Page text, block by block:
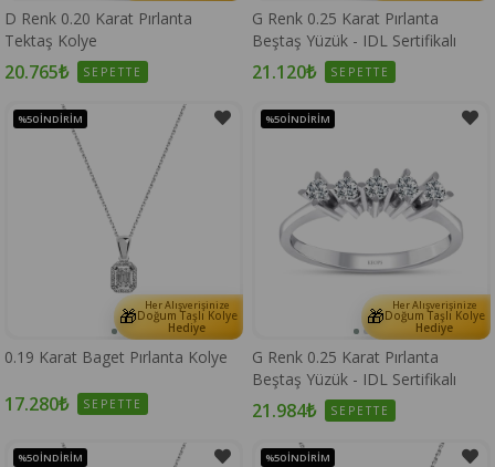
D Renk 0.20 Karat Pırlanta
Tektaş Kolye
20.765₺ SEPETTE
G Renk 0.25 Karat Pırlanta
Beştaş Yüzük - IDL Sertifikalı
21.120₺ SEPETTE
🎁 Her Alışverişinize
Doğum Taşlı Kolye
Hediye
0.19 Karat Baget Pırlanta Kolye
17.280₺ SEPETTE
%50İNDIRIM
🎁 Her Alışverişinize
Doğum Taşlı Kolye
Hediye
G Renk 0.25 Karat Pırlanta
Beştaş Yüzük - IDL Sertifikalı
21.984₺ SEPETTE
%50İNDIRIM
%50İNDIRIM %50İNDIRIM